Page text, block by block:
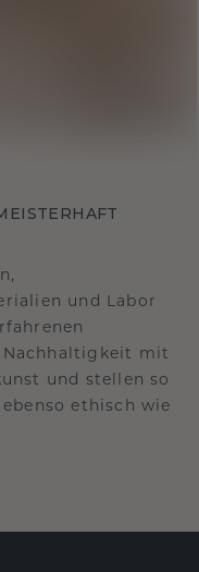
und Labor
Nachhaltigkeit mit
und stellen so
ethisch wie